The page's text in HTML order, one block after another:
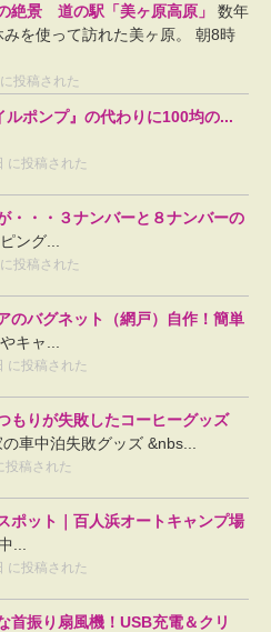
絶景 道の駅「美ヶ原高原」
数年
を使って訪れた美ヶ原。 朝8時
投稿された
ルポンプ』の代わりに100均の...
に投稿された
・・・３ナンバーと８ナンバーの
ング...
投稿された
のバグネット（網戸）自作！簡単
キャ...
に投稿された
もりが失敗したコーヒーグッズ
車中泊失敗グッズ &nbs...
投稿された
ポット｜百人浜オートキャンプ場
...
に投稿された
首振り扇風機！USB充電＆クリ